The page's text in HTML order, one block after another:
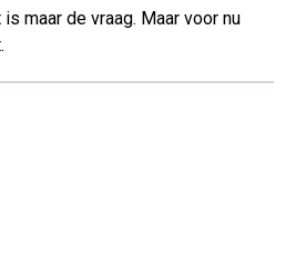
maar de vraag. Maar voor nu